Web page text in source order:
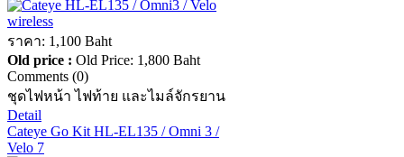
ราคา: 1,100 Baht
Old price : Old Price: 1,800 Baht
Comments (0)
ชุดไฟหน้า ไฟท้าย และไมล์จักรยาน
Detail
Cateye Go Kit HL-EL135 / Omni 3 /
Velo 7